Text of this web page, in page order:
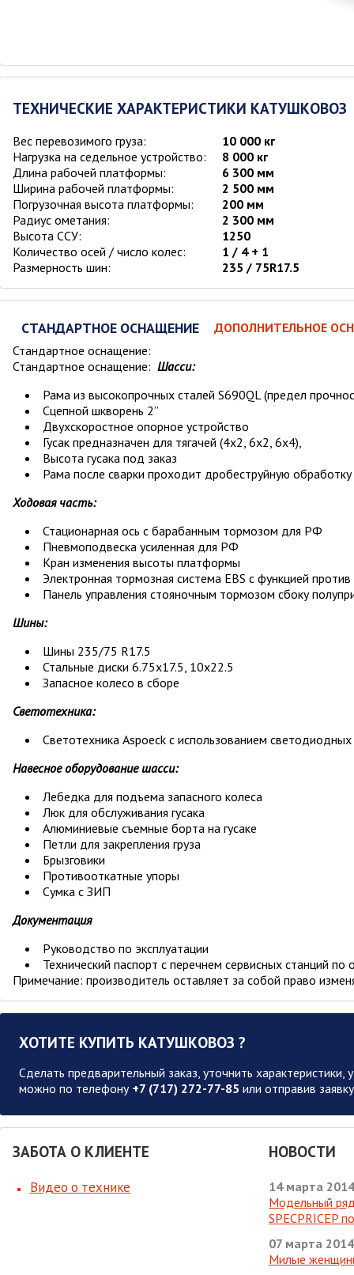
ТЕХНИЧЕСКИЕ ХАРАКТЕРИСТИКИ КАТУШКОВОЗ
Вес перевозимого груза:
10 000 кг
Нагрузка на седельное устройство:
8 000 кг
Длина рабочей платформы:
6 300 мм
Ширина рабочей платформы:
2 500 мм
Погрузочная высота платформы:
200 мм
Радиус ометания:
2 300 мм
Высота ССУ:
1250
Количество осей / число колес:
1 / 4 + 1
Размерность шин:
235 / 75R17.5
СТАНДАРТНОЕ ОСНАЩЕНИЕ
ДОПОЛНИТЕЛЬНОЕ
Стандартное оснащение:
Стандартное оснащение: Шасси:
Рама из высокопрочных сталей S690QL (предел
Сцепной шкворень 2”
Двухскоростное опорное устройство
Гусак предназначен для тягачей (4х2, 6х2, 6х4),
Высота гусака под заказ
Рама после сварки проходит дробеструйную обработку
Ходовая часть:
Стационарная ось с барабанным тормозом для РФ
Пневмоподвеска усиленная для РФ
Кран изменения высоты платформы
Электронная тормозная система EBS c функцией
Панель управления стояночным тормозом сбоку
Шины:
Шины 235/75 R17.5
Стальные диски 6.75х17.5, 10х22.5
Запасное колесо в сборе
Светотехника:
Светотехника Aspoeck с использованием
Навесное оборудование шасси:
Лебедка для подъема запасного колеса
Люк для обслуживания гусака
Алюминиевые съемные борта на гусаке
Петли для закрепления груза
Брызговики
Противооткатные упоры
Сумка с ЗИП
Документация
Руководство по эксплуатации
Технический паспорт с перечнем сервисных станций
Примечание: производитель оставляет за собой право
ХОТИТЕ КУПИТЬ КАТУШКОВОЗ ?
Сделать предварительный заказ, уточнить
можно по телефону +7 (717) 272-77-85 или отправив
ЗАБОТА О КЛИЕНТЕ
Видео о технике
НОВОСТИ
14 марта 2014
Модельный
SPECPRICEP
07 марта 2014
Милые